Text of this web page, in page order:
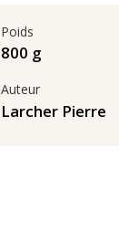
Poids
800 g
Auteur
Larcher Pierre